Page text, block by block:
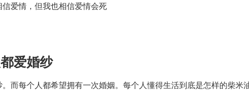
爱情，但我也相信爱情会死
爱婚纱
而每个人都希望拥有一次婚姻。每个人懂得生活到底是怎样的柴